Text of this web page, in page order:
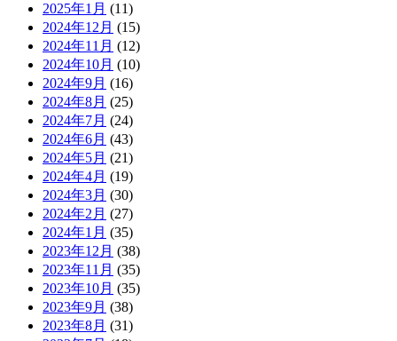
2025年1月 (11)
2024年12月 (15)
2024年11月 (12)
2024年10月 (10)
2024年9月 (16)
2024年8月 (25)
2024年7月 (24)
2024年6月 (43)
2024年5月 (21)
2024年4月 (19)
2024年3月 (30)
2024年2月 (27)
2024年1月 (35)
2023年12月 (38)
2023年11月 (35)
2023年10月 (35)
2023年9月 (38)
2023年8月 (31)